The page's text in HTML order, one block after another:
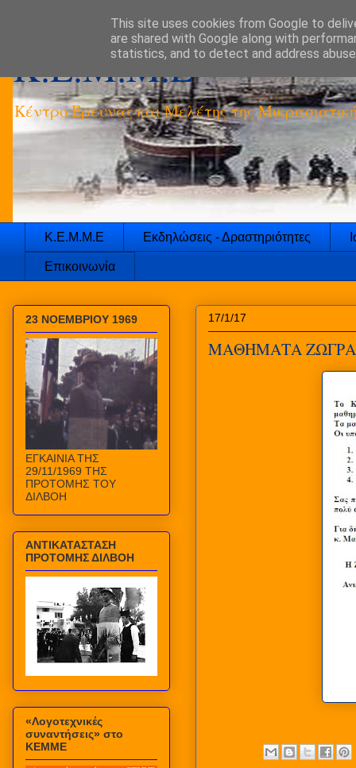
K.E.M.M.E
Κέντρο Έρευνας και Μελέτης της
Κ.Ε.Μ.Μ.Ε Εκδηλώσεις - Δραστηριότητες
Επικοινωνία
17/1/17
ΜΑΘΗΜΑΤΑ
23 ΝΟΕΜΒΡΙΟΥ 1969
ΕΓΚΑΙΝΙΑ ΤΗΣ
29/11/1969 ΤΗΣ
ΠΡΟΤΟΜΗΣ ΤΟΥ
ΔΙΛΒΟΗ
ΑΝΤΙΚΑΤΑΣΤΑΣΗ
ΠΡΟΤΟΜΗΣ ΔΙΛΒΟΗ
«Λογοτεχνικές
συναντήσεις» στο
ΚΕΜΜΕ
This site uses cookies from Google to
are shared with Google along with
statistics, and to detect and address